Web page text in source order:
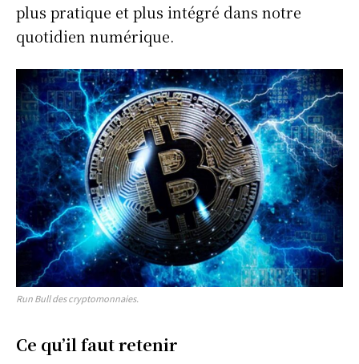
plus pratique et plus intégré dans notre
quotidien numérique.
Run Bull des cryptomonnaies.
Ce qu’il faut retenir